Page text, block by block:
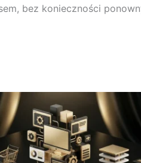
bez konieczności